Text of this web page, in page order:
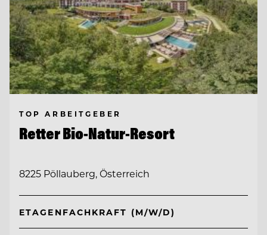
TOP ARBEITGEBER
Retter Bio-Natur-Resort
8225 Pöllauberg, Österreich
ETAGENFACHKRAFT (M/W/D)